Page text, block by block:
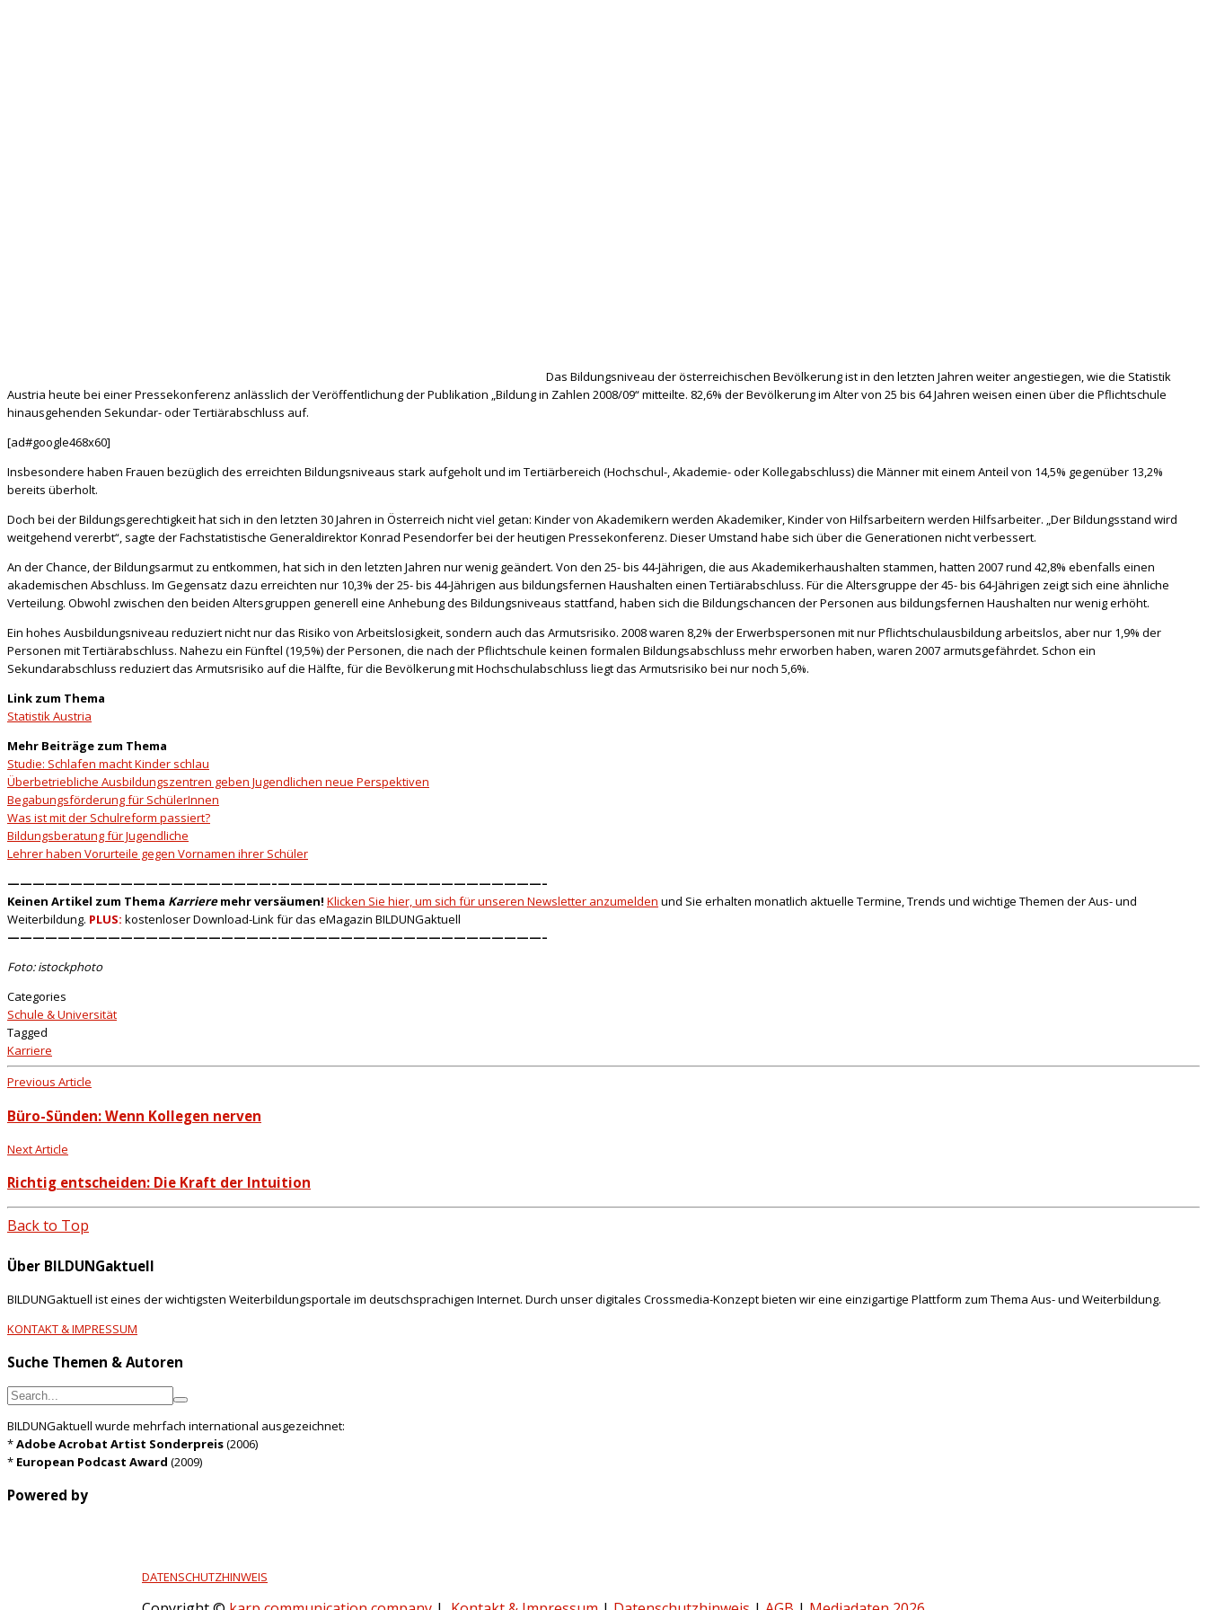
Das Bildungsniveau der österreichischen Bevölkerung ist in den letzten Jahren weiter angestiegen, wie die Statistik
Austria heute bei einer Pressekonferenz anlässlich der Veröffentlichung der Publikation „Bildung in Zahlen 2008/09“ mitteilte. 82,6% der Bevölkerung im Alter von 25 bis 64 Jahren weisen einen über die Pflichtschule
hinausgehenden Sekundar- oder Tertiärabschluss auf.
[ad#google468x60]
Insbesondere haben Frauen bezüglich des erreichten Bildungsniveaus stark aufgeholt und im Tertiärbereich (Hochschul-, Akademie- oder Kollegabschluss) die Männer mit einem Anteil von 14,5% gegenüber 13,2%
bereits überholt.
Doch bei der Bildungsgerechtigkeit hat sich in den letzten 30 Jahren in Österreich nicht viel getan: Kinder von Akademikern werden Akademiker, Kinder von Hilfsarbeitern werden Hilfsarbeiter. „Der Bildungsstand wird
weitgehend vererbt“, sagte der Fachstatistische Generaldirektor Konrad Pesendorfer bei der heutigen Pressekonferenz. Dieser Umstand habe sich über die Generationen nicht verbessert.
An der Chance, der Bildungsarmut zu entkommen, hat sich in den letzten Jahren nur wenig geändert. Von den 25- bis 44-Jährigen, die aus Akademikerhaushalten stammen, hatten 2007 rund 42,8% ebenfalls einen
akademischen Abschluss. Im Gegensatz dazu erreichten nur 10,3% der 25- bis 44-Jährigen aus bildungsfernen Haushalten einen Tertiärabschluss. Für die Altersgruppe der 45- bis 64-Jährigen zeigt sich eine ähnliche
Verteilung. Obwohl zwischen den beiden Altersgruppen generell eine Anhebung des Bildungsniveaus stattfand, haben sich die Bildungschancen der Personen aus bildungsfernen Haushalten nur wenig erhöht.
Ein hohes Ausbildungsniveau reduziert nicht nur das Risiko von Arbeitslosigkeit, sondern auch das Armutsrisiko. 2008 waren 8,2% der Erwerbspersonen mit nur Pflichtschulausbildung arbeitslos, aber nur 1,9% der
Personen mit Tertiärabschluss. Nahezu ein Fünftel (19,5%) der Personen, die nach der Pflichtschule keinen formalen Bildungsabschluss mehr erworben haben, waren 2007 armutsgefährdet. Schon ein
Sekundarabschluss reduziert das Armutsrisiko auf die Hälfte, für die Bevölkerung mit Hochschulabschluss liegt das Armutsrisiko bei nur noch 5,6%.
Link zum Thema
Statistik Austria
Mehr Beiträge zum Thema
Studie: Schlafen macht Kinder schlau
Überbetriebliche Ausbildungszentren geben Jugendlichen neue Perspektiven
Begabungsförderung für SchülerInnen
Was ist mit der Schulreform passiert?
Bildungsberatung für Jugendliche
Lehrer haben Vorurteile gegen Vornamen ihrer Schüler
—————————————————————–—————————————————————–
Keinen Artikel zum Thema Karriere mehr versäumen! Klicken Sie hier, um sich für unseren Newsletter anzumelden und Sie erhalten monatlich aktuelle Termine, Trends und wichtige Themen der Aus- und
Weiterbildung. PLUS: kostenloser Download-Link für das eMagazin BILDUNGaktuell
—————————————————————–—————————————————————–
Foto: istockphoto
Categories
Schule & Universität
Tagged
Karriere
Previous Article
Büro-Sünden: Wenn Kollegen nerven
Next Article
Richtig entscheiden: Die Kraft der Intuition
Back to Top
Über BILDUNGaktuell
BILDUNGaktuell ist eines der wichtigsten Weiterbildungsportale im deutschsprachigen Internet. Durch unser digitales Crossmedia-Konzept bieten wir eine einzigartige Plattform zum Thema Aus- und Weiterbildung.
KONTAKT & IMPRESSUM
Suche Themen & Autoren
BILDUNGaktuell wurde mehrfach international ausgezeichnet:
*Adobe Acrobat Artist Sonderpreis(2006)
* European Podcast Award (2009)
Powered by
DATENSCHUTZHINWEIS